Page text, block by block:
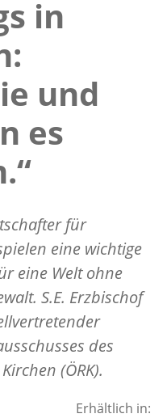
in
und
es
für
eine wichtige
eine Welt ohne
S.E. Erzbischof
des
(ÖRK).
Erhältlich in: